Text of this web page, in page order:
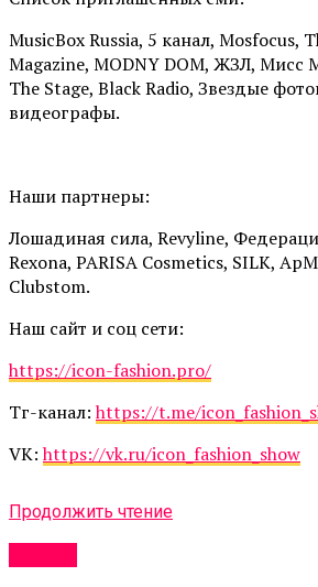
MusicBox Russia, 5 канал, Mosfocus,
Magazine, MODNY DOM, ЖЗЛ, Мисс
The Stage, Black Radio, Звездые
видеографы.
Наши партнеры:
Лошадиная сила, Revyline,
Rexona, PARISA Cosmetics, SILK,
Clubstom.
Наш сайт и соц сети:
https://icon-fashion.pro/
Тг-канал:https://t.me/
VK:https://vk.ru/icon_fashion_show
Продолжить чтение